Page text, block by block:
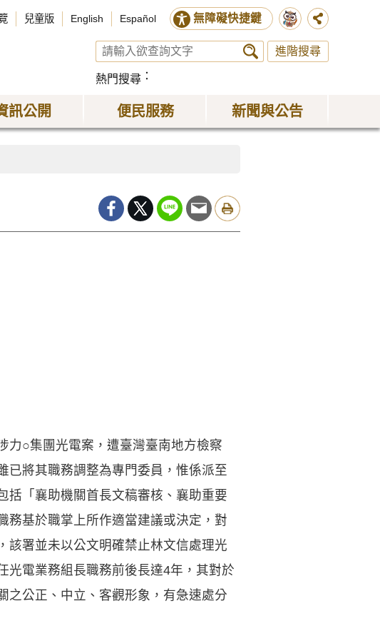
兒童版 English Español 無障礙快捷鍵
進階搜尋
熱門搜尋
訊公開 便民服務 新聞與公告
力○集團光電案，遭臺灣臺南地方檢察
已將其職務調整為專門委員，惟係派至
括「襄助機關首長文稿審核、襄助重要
務基於職掌上所作適當建議或決定，對
該署並未以公文明確禁止林文信處理光
光電業務組長職務前後長達4年，其對於
之公正、中立、客觀形象，有急速處分